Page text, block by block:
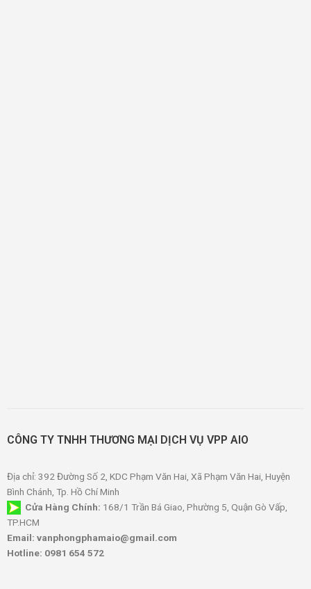
CÔNG TY TNHH THƯƠNG MẠI DỊCH VỤ VPP AIO
Địa chỉ: 392 Đường Số 2, KDC Phạm Văn Hai, Xã Phạm Văn Hai, Huyện
Bình Chánh, Tp. Hồ Chí Minh
Cửa Hàng Chính: 168/1 Trần Bá Giao, Phường 5, Quận Gò Vấp,
TP.HCM
Email: vanphongphamaio@gmail.com
Hotline: 0981 654 572